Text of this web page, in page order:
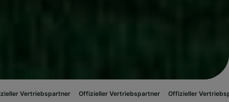
Offizieller Vertriebspartner Offizieller Vertriebspartner